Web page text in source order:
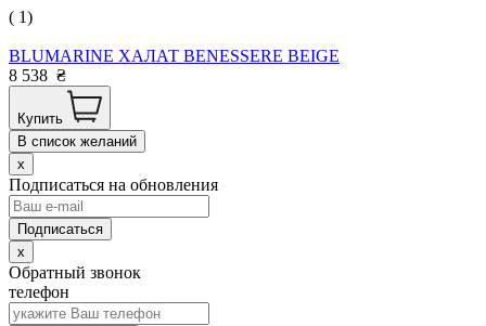
( 1)
BLUMARINE ХАЛАТ BENESSERE BEIGE
8 538 ₴
Купить
В список желаний
x
Подписаться на обновления
x
Обратный звонок
телефон